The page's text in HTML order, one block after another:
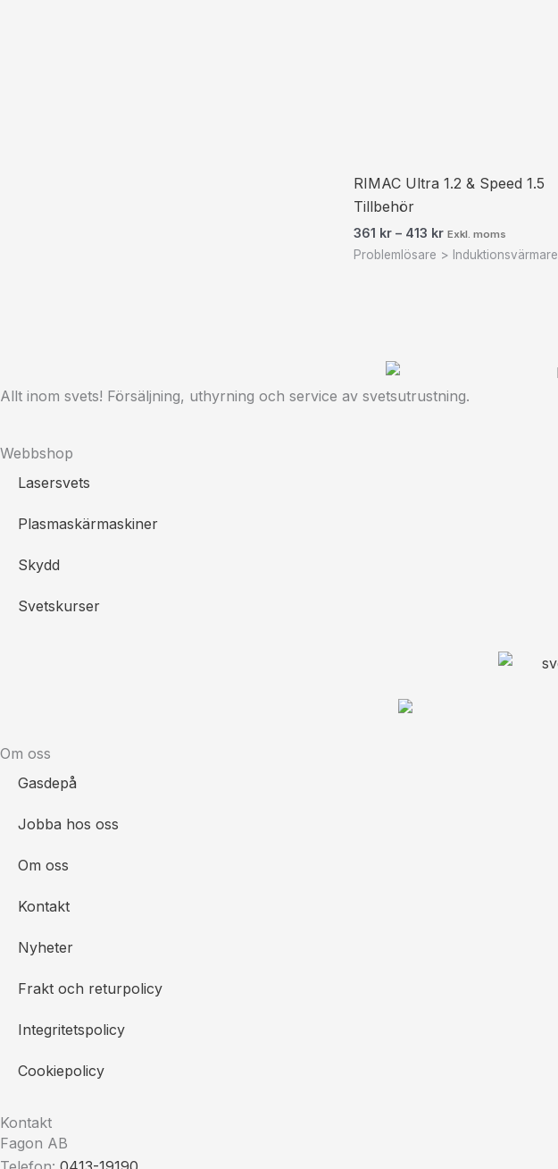
RIMAC Ultra 1.2 & Speed 1.5
Tillbehör
361 kr – 413 kr Exkl. moms
Problemlösare > Induktionsvärmare
Allt inom svets! Försäljning, uthyrning och service av svetsutrustning.
Webbshop
Lasersvets
Plasmaskärmaskiner
Skydd
Svetskurser
Om oss
Gasdepå
Jobba hos oss
Om oss
Kontakt
Nyheter
Frakt och returpolicy
Integritetspolicy
Cookiepolicy
Kontakt
Fagon AB